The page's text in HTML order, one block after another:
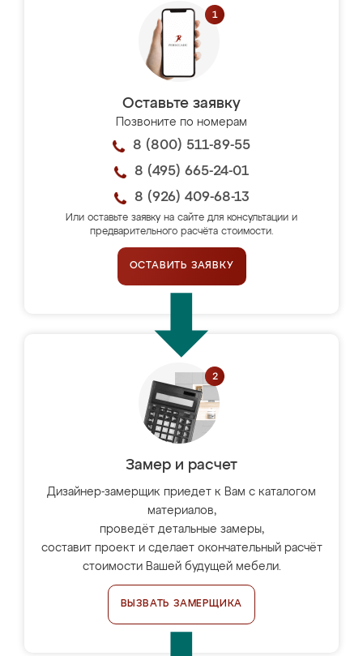
Оставьте заявку
Позвоните по номерам
8 (800) 511-89-55
8 (495) 665-24-01
8 (926) 409-68-13
Или оставьте заявку на сайте для консультации и
предварительного расчёта стоимости.
ОСТАВИТЬ ЗАЯВКУ
Замер и расчет
Дизайнер-замерщик приедет к Вам с каталогом
материалов,
проведёт детальные замеры,
составит проект и сделает окончательный расчёт
стоимости Вашей будущей мебели.
ВЫЗВАТЬ ЗАМЕРЩИКА